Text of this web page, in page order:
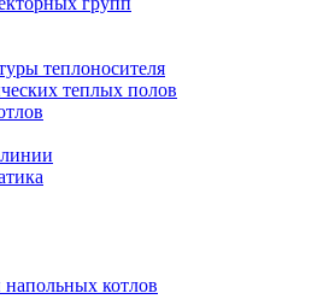
теплоносителя
теплых полов
котлов